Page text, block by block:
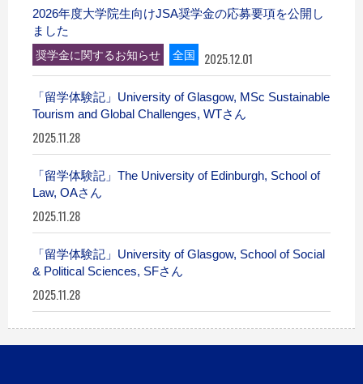
2026年度大学院生向けJSA奨学金の応募要項を公開し
ました
奨学金に関するお知らせ 全国 2025.12.01
「留学体験記」University of Glasgow, MSc Sustainable
Tourism and Global Challenges, WTさん
2025.11.28
「留学体験記」The University of Edinburgh, School of
Law, OAさん
2025.11.28
「留学体験記」University of Glasgow, School of Social
& Political Sciences, SFさん
2025.11.28